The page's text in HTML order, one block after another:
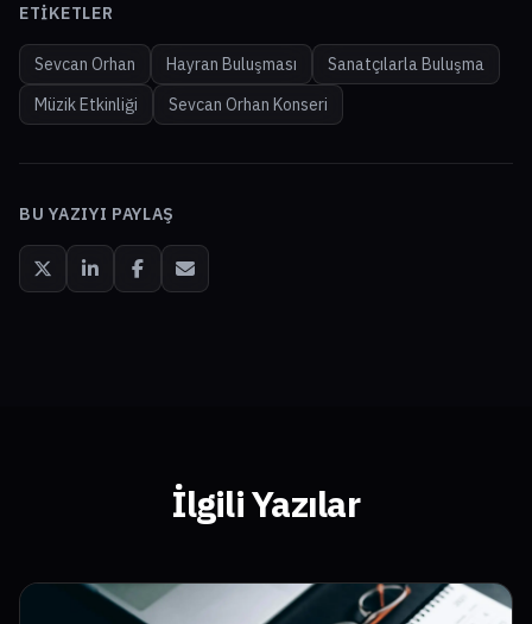
ETIKETLER
Sevcan Orhan Hayran Buluşması
Sanatçılarla Buluşma
Müzik Etkinliği
Sevcan Orhan Konseri
BU YAZIYI PAYLAŞ
İlgili Yazılar